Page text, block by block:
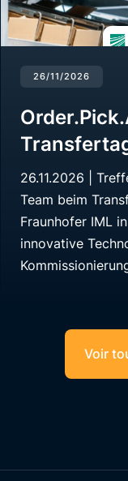
26/11/2026
26.11.2026 |
Team beim
Fraunhofer IML
innovative
Voir